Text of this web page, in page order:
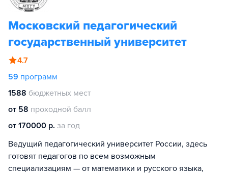
Московский педагогический
государственный университет
4.7
59 программ
1588 бюджетных мест
от 58 проходной балл
от 170000 р. за год
Ведущий педагогический университет России, здесь
готовят педагогов по всем возможным
специализациям — от математики и русского языка,